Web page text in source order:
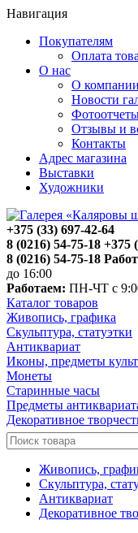
Навигация
Покупателям
Оплата
О нас
О компании
Новости
Отзывы и
Контакты
Адрес магазина
Выставки
Художники
+375 (33) 697-42-64
8 (0216) 54-75-18 +375
8 (0216) 54-75-18
до 16:00
Работаем: ПН-ЧТ с
Каталог товаров
Живопись, графика
Скульптура, статуэтки
Антиквариат
Иконы, предметы
Монеты
Старинные часы
Предметы
Декоративное
Живопись,
Скульптура,
Антиквариат
Декоративное